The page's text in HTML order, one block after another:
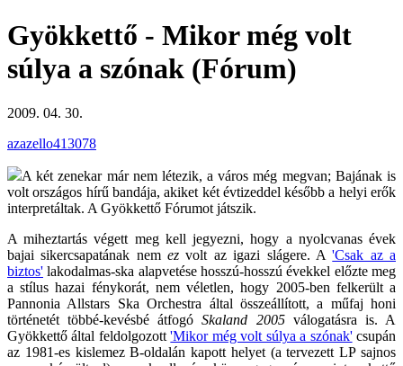
Gyökkettő - Mikor még volt
súlya a szónak (Fórum)
2009. 04. 30.
azazello413078
A két zenekar már nem létezik, a város még megvan; Bajának is
volt országos hírű bandája, akiket két évtizeddel később a helyi erők
interpretáltak. A Gyökkettő Fórumot játszik.
A miheztartás végett meg kell jegyezni, hogy a nyolcvanas évek
bajai sikercsapatának nemez volt az igazi slágere. A'Csak az a
biztos' lakodalmas-ska alapvetése hosszú-hosszú évekkel előzte meg
a stílus hazai fénykorát, nem véletlen, hogy 2005-ben felkerült a
Pannonia Allstars Ska Orchestra által összeállított, a műfaj honi
történetét többé-kevésbé átfogóSkaland 2005válogatásra is. A
Gyökkettő által feldolgozott'Mikor még volt súlya a szónak'csupán
az 1981-es kislemez B-oldalán kapott helyet (a tervezett LP sajnos